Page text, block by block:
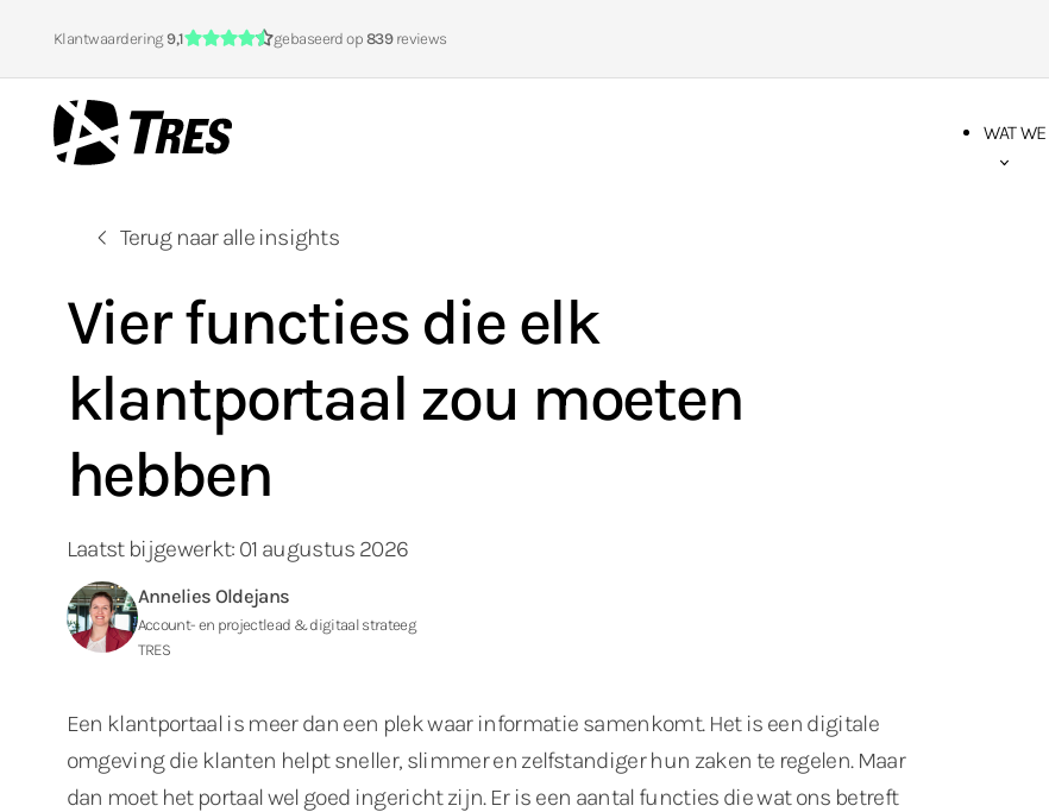
Klantwaardering 9,1 gebaseerd op 839reviews
WAT
Terug naar alle insights
Vier functies die elk
klantportaal zou moeten
hebben
Laatst bijgewerkt: 01 augustus 2026
Annelies Oldejans
Account- en projectlead & digitaal strateeg
TRES
Een klantportaal is meer dan een plek waar informatie samenkomt. Het is een digitale
omgeving die klanten helpt sneller, slimmer en zelfstandiger hun zaken te regelen. Maar
dan moet het portaal wel goed ingericht zijn. Er is een aantal functies die wat ons betreft